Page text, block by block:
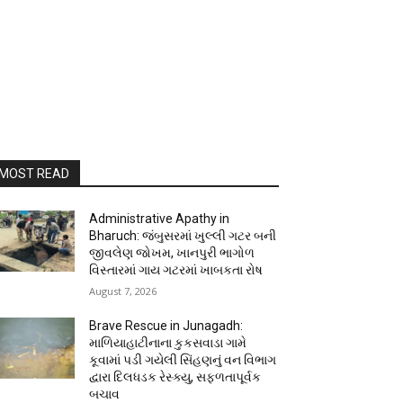
READ
Administrative Apathy in
Bharuch: જંબુસરમાં ખુલ્લી ગટર બની
જીવલેણ જોખમ, ખાનપુરી ભાગોળ
વિસ્તારમાં ગાય ગટરમાં ખાબકતા રોષ
August 7, 2026
Brave Rescue in Junagadh:
માળિયાહાટીનાના કુકસવાડા ગામે
કૂવામાં પડી ગયેલી સિંહણનું વન વિભાગ
દ્વારા દિલધડક રેસ્ક્યુ, સફળતાપૂર્વક
બચાવ